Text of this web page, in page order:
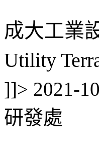
成大工業
Utility
]]> 2021-
研發處